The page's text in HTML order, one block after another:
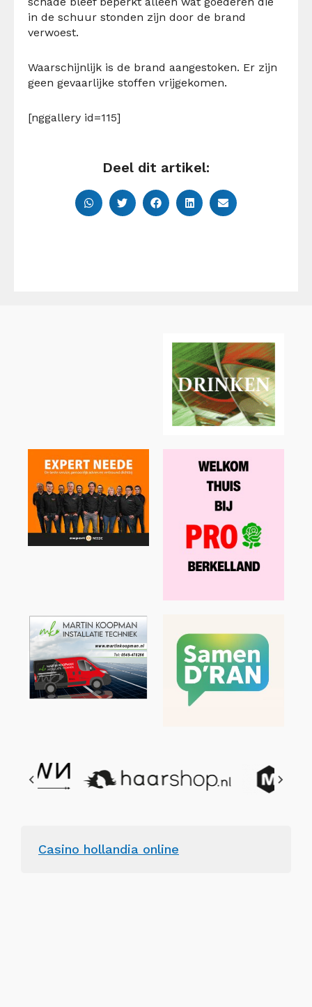
in de schuur stonden zijn door de brand
verwoest.
Waarschijnlijk is de brand aangestoken. Er zijn
geen gevaarlijke stoffen vrijgekomen.
[nggallery id=115]
Deel dit artikel:
Casino hollandia online